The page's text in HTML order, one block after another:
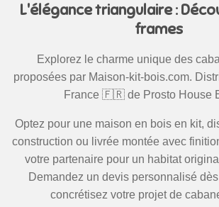
L'élégance triangulaire :
frames
Explorez le charme unique des
proposées par Maison-kit-bois.com.
France 🇫🇷 de Prosto House
Optez pour une maison en bois en kit,
construction ou livrée montée avec
votre partenaire pour un habitat
Demandez un devis personnalisé
concrétisez votre projet de